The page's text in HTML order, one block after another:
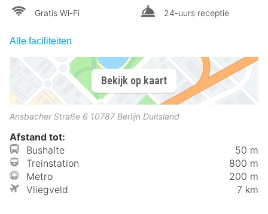
Gratis Wi-Fi
24-uurs receptie
Alle faciliteiten
Bekijk op kaart
Ansbacher Straße 6 10787 Berlijn Duitsland
Afstand tot:
Bushalte
50 m
Treinstation
800 m
Metro
200 m
Vliegveld
7 km